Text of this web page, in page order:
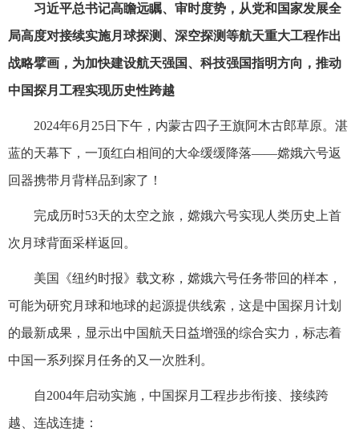
习近平总书记高瞻远瞩、审时度势，从党和国家发展全
局高度对接续实施月球探测、深空探测等航天重大工程作出
战略擘画，为加快建设航天强国、科技强国指明方向，推动
中国探月工程实现历史性跨越
2024年6月25日下午，内蒙古四子王旗阿木古郎草原。湛
蓝的天幕下，一顶红白相间的大伞缓缓降落——嫦娥六号返
回器携带月背样品到家了！
完成历时53天的太空之旅，嫦娥六号实现人类历史上首
次月球背面采样返回。
美国《纽约时报》载文称，嫦娥六号任务带回的样本，
可能为研究月球和地球的起源提供线索，这是中国探月计划
的最新成果，显示出中国航天日益增强的综合实力，标志着
中国一系列探月任务的又一次胜利。
自2004年启动实施，中国探月工程步步衔接、接续跨
越、连战连捷：